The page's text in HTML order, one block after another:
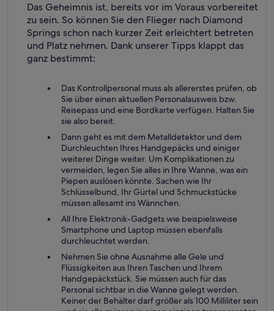
Das Geheimnis ist, bereits vor im Voraus vorbereitet
zu sein. So können Sie den Flieger nach Diamond
Springs schon nach kurzer Zeit erleichtert betreten
und Platz nehmen. Dank unserer Tipps klappt das
ganz bestimmt:
Das Kontrollpersonal muss als allererstes prüfen, ob
Sie über einen aktuellen Personalausweis bzw.
Reisepass und eine Bordkarte verfügen. Halten Sie
sie also bereit.
Dann geht es mit dem Metalldetektor und dem
Durchleuchten Ihres Handgepäcks und einiger
weiterer Dinge weiter. Um Komplikationen zu
vermeiden, legen Sie alles in Ihre Wanne, was ein
Piepen auslösen könnte. Sachen wie Ihr
Schlüsselbund, Ihr Gürtel und Schmuckstücke
müssen allesamt ins Wännchen.
All Ihre Elektronik-Gadgets wie beispielsweise
Smartphone und Laptop müssen ebenfalls
durchleuchtet werden.
Nehmen Sie ohne Ausnahme alle Gele und
Flüssigkeiten aus Ihren Taschen und Ihrem
Handgepäckstück. Sie müssen auch für das
Personal sichtbar in die Wanne gelegt werden.
Keiner der Behälter darf größer als 100 Milliliter sein